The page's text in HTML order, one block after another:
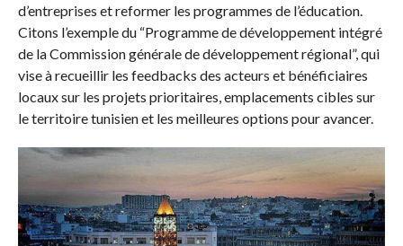
d’entreprises et reformer les programmes de l’éducation.
Citons l’exemple du “Programme de développement intégré
de la Commission générale de développement régional”, qui
vise à recueillir les feedbacks des acteurs et bénéficiaires
locaux sur les projets prioritaires, emplacements cibles sur
le territoire tunisien et les meilleures options pour avancer.